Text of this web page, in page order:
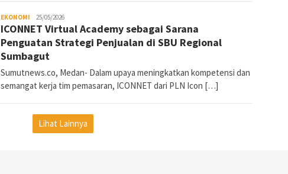
EKONOMI SumutNews
25/05/2026
ICONNET Virtual Academy sebagai Sarana
Penguatan Strategi Penjualan di SBU Regional
Sumbagut
Sumutnews.co, Medan- Dalam upaya meningkatkan kompetensi dan
semangat kerja tim pemasaran, ICONNET dari PLN Icon […]
Lihat Lainnya